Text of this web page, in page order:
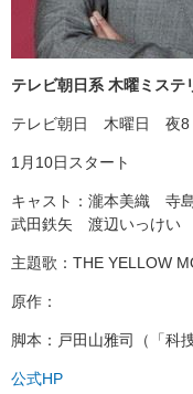
テレビ朝日系 木曜ミステ
テレビ朝日 木曜日
1月10日ス
キャスト：瀧本美織
武田鉄矢 渡辺いっけい
主題歌：THE YELLOW
原作：
脚本：戸田山雅司（「科
公式HP